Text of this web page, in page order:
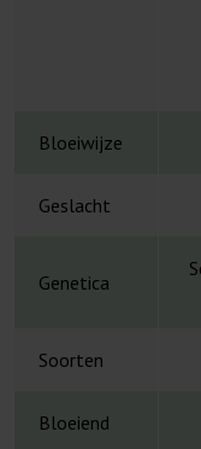
Bloeiwijze
Geslacht
Genetica
Soorten
Bloeiend